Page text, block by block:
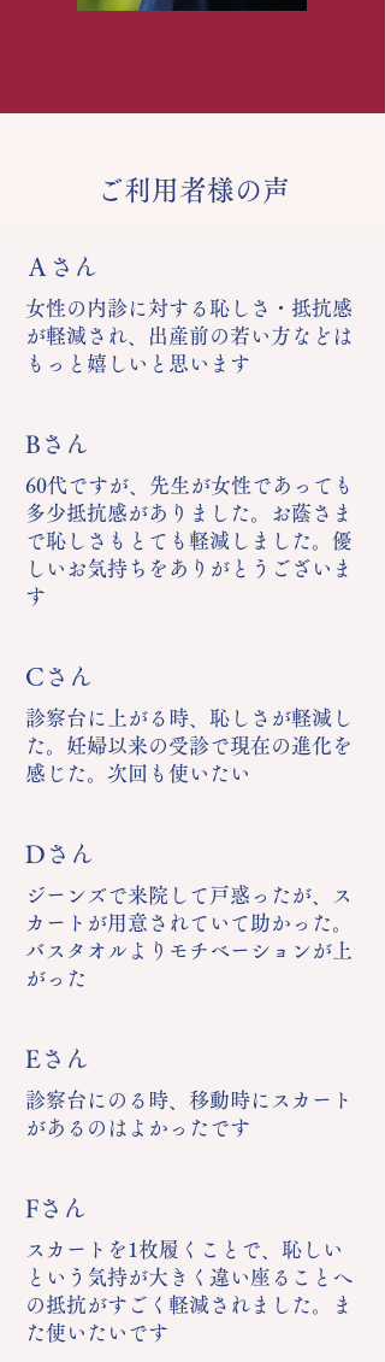
ご利用者様の声
Ａさん
女性の内診に対する恥しさ・抵抗感
が軽減され、出産前の若い方などは
もっと嬉しいと思います
Bさん
60代ですが、先生が女性であっても
多少抵抗感がありました。お蔭さま
で恥しさもとても軽減しました。優
しいお気持ちをありがとうございま
す
Cさん
診察台に上がる時、恥しさが軽減し
た。妊婦以来の受診で現在の進化を
感じた。次回も使いたい
Dさん
ジーンズで来院して戸惑ったが、ス
カートが用意されていて助かった。
バスタオルよりモチベーションが上
がった
Eさん
診察台にのる時、移動時にスカート
があるのはよかったです
Fさん
スカートを1枚履くことで、恥しい
という気持が大きく違い座ることへ
の抵抗がすごく軽減されました。ま
た使いたいです